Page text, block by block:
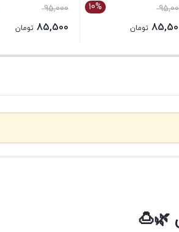
10%
تومان
95,000
85,500 تومان
🌿🍮